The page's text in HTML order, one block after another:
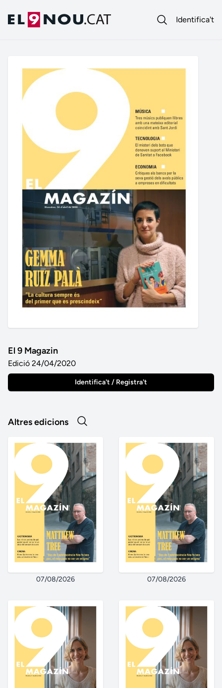
Identifica't
El 9 Magazin
Edició 24/04/2020
Identifica't / Registra't
Altres edicions
07/08/2026 07/08/2026